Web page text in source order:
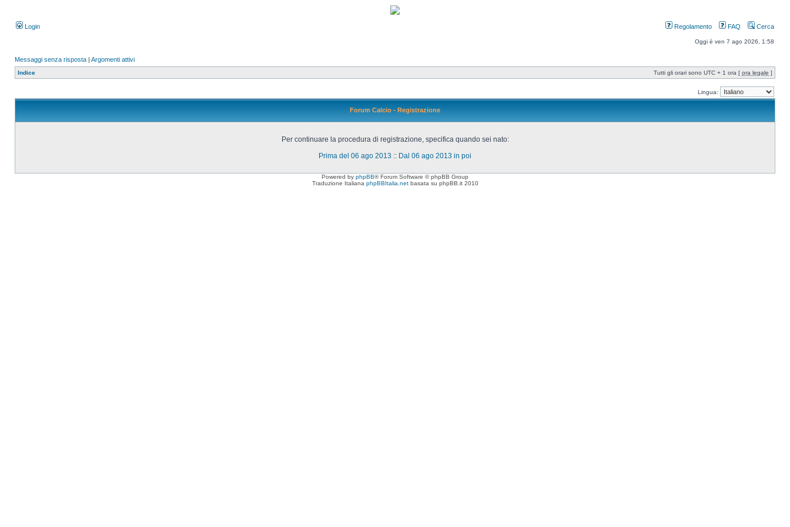
Login Regolamento FAQ Cerca
Oggi è ven 7 ago 2026, 1:58
Messaggi senza risposta | Argomenti attivi
Indice Tutti gli orari sono UTC + 1 ora [ ora legale ]
Lingua:
Forum Calcio - Registrazione
Per continuare la procedura di registrazione, specifica quando sei nato:
Prima del 06 ago 2013 :: Dal 06 ago 2013 in poi
Powered by phpBB® Forum Software © phpBB Group
Traduzione Italiana phpBBItalia.netbasata su phpBB.it 2010